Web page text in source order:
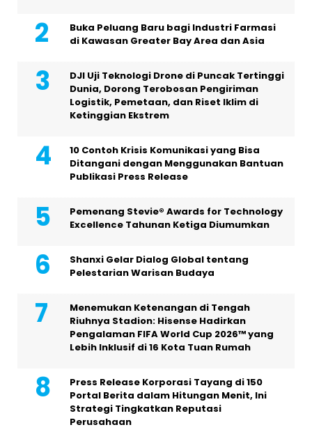
Buka Peluang Baru bagi Industri Farmasi
di Kawasan Greater Bay Area dan Asia
DJI Uji Teknologi Drone di Puncak Tertinggi
Dunia, Dorong Terobosan Pengiriman
Logistik, Pemetaan, dan Riset Iklim di
Ketinggian Ekstrem
10 Contoh Krisis Komunikasi yang Bisa
Ditangani dengan Menggunakan Bantuan
Publikasi Press Release
Pemenang Stevie® Awards for Technology
Excellence Tahunan Ketiga Diumumkan
Shanxi Gelar Dialog Global tentang
Pelestarian Warisan Budaya
Menemukan Ketenangan di Tengah
Riuhnya Stadion: Hisense Hadirkan
Pengalaman FIFA World Cup 2026™ yang
Lebih Inklusif di 16 Kota Tuan Rumah
Press Release Korporasi Tayang di 150
Portal Berita dalam Hitungan Menit, Ini
Strategi Tingkatkan Reputasi
Perusahaan